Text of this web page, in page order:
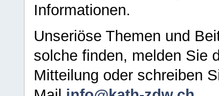
Informationen.
Unseriöse Themen und
solche finden, melden Sie
Mitteilung oder schreiben